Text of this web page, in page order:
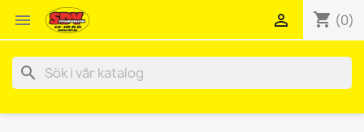
 shopping_cart (0)

search